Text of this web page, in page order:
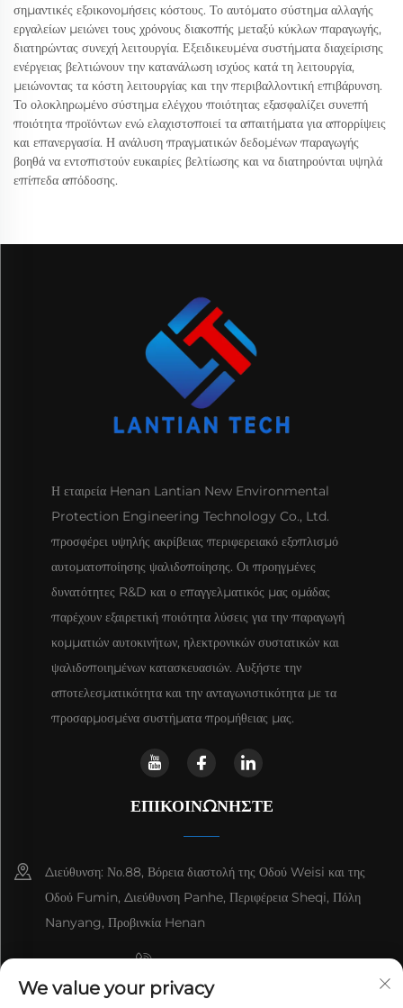
σημαντικές εξοικονομήσεις κόστους. Το αυτόματο σύστημα αλλαγής
εργαλείων μειώνει τους χρόνους διακοπής μεταξύ κύκλων παραγωγής,
διατηρώντας συνεχή λειτουργία. Εξειδικευμένα συστήματα διαχείρισης
ενέργειας βελτιώνουν την κατανάλωση ισχύος κατά τη λειτουργία,
μειώνοντας τα κόστη λειτουργίας και την περιβαλλοντική επιβάρυνση.
Το ολοκληρωμένο σύστημα ελέγχου ποιότητας εξασφαλίζει συνεπή
ποιότητα προϊόντων ενώ ελαχιστοποιεί τα απαιτήματα για απορρίψεις
και επανεργασία. Η ανάλυση πραγματικών δεδομένων παραγωγής
βοηθά να εντοπιστούν ευκαιρίες βελτίωσης και να διατηρούνται υψηλά
επίπεδα απόδοσης.
Η εταιρεία Henan Lantian New Environmental
Protection Engineering Technology Co., Ltd.
προσφέρει υψηλής ακρίβειας περιφερειακό εξοπλισμό
αυτοματοποίησης ψαλιδοποίησης. Οι προηγμένες
δυνατότητες R&D και ο επαγγελματικός μας ομάδας
παρέχουν εξαιρετική ποιότητα λύσεις για την παραγωγή
κομματιών αυτοκινήτων, ηλεκτρονικών συστατικών και
ψαλιδοποιημένων κατασκευασιών. Αυξήστε την
αποτελεσματικότητα και την ανταγωνιστικότητα με τα
προσαρμοσμένα συστήματα προμήθειας μας.
ΕΠΙΚΟΙΝΩΝΉΣΤΕ
Διεύθυνση: Νο.88, Βόρεια διαστολή της Οδού Weisi και της
Οδού Fumin, Διεύθυνση Panhe, Περιφέρεια Sheqi, Πόλη
Nanyang, Προβινκία Henan
+8615993153189
+86-13137795975
We value your privacy